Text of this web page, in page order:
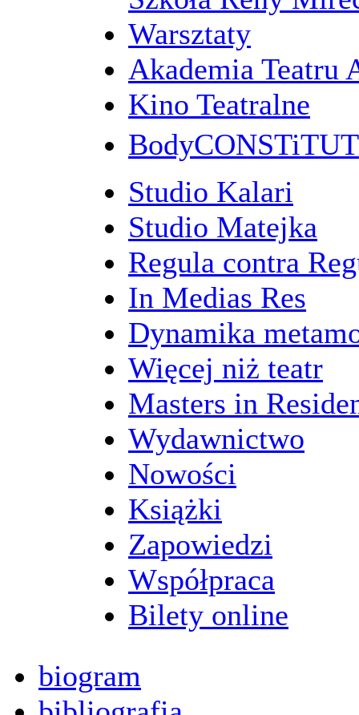
Warsztaty
Akademia Teatru
Kino Teatralne
Studio Kalari
Studio Matejka
Regula contra
In Medias Res
Dynamika
Więcej niż teatr
Masters in
Wydawnictwo
Nowości
Książki
Zapowiedzi
Współpraca
Bilety online
biogram